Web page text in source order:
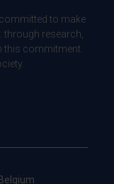
to make
research,
this commitment.